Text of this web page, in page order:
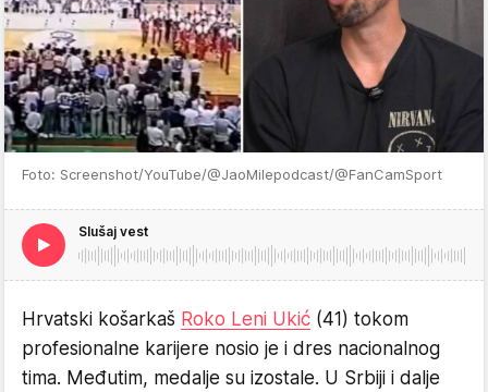
Foto: Screenshot/YouTube/@JaoMilepodcast/@FanCamSport
Slušaj vest
Hrvatski košarkaš Roko Leni Ukić (41) tokom
profesionalne karijere nosio je i dres nacionalnog
tima. Međutim, medalje su izostale. U Srbiji i dalje